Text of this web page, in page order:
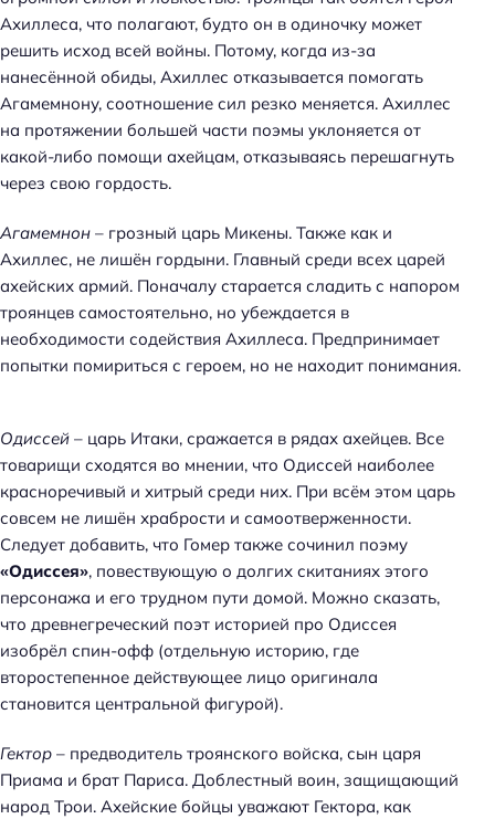
Ахиллеса, что полагают, будто он в одиночку может
решить исход всей войны. Потому, когда из-за
нанесённой обиды, Ахиллес отказывается помогать
Агамемнону, соотношение сил резко меняется. Ахиллес
на протяжении большей части поэмы уклоняется от
какой-либо помощи ахейцам, отказываясь перешагнуть
через свою гордость.
Агамемнон – грозный царь Микены. Также как и
Ахиллес, не лишён гордыни. Главный среди всех царей
ахейских армий. Поначалу старается сладить с напором
троянцев самостоятельно, но убеждается в
необходимости содействия Ахиллеса. Предпринимает
попытки помириться с героем, но не находит понимания.
Одиссей – царь Итаки, сражается в рядах ахейцев. Все
товарищи сходятся во мнении, что Одиссей наиболее
красноречивый и хитрый среди них. При всём этом царь
совсем не лишён храбрости и самоотверженности.
Следует добавить, что Гомер также сочинил поэму
«Одиссея», повествующую о долгих скитаниях этого
персонажа и его трудном пути домой. Можно сказать,
что древнегреческий поэт историей про Одиссея
изобрёл спин-офф (отдельную историю, где
второстепенное действующее лицо оригинала
становится центральной фигурой).
Гектор – предводитель троянского войска, сын царя
Приама и брат Париса. Доблестный воин, защищающий
народ Трои. Ахейские бойцы уважают Гектора, как